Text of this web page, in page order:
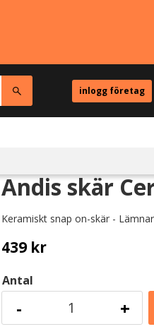
inlogg företag
Andis skär
Keramiskt snap on-skär -
439kr
Antal
+
-